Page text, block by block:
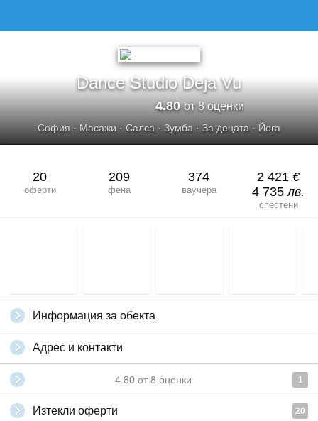
Dance Studio Deja Vu
4.80от 8 оценки
София · Масажи · Салса · Зумба · За децата · Йога
20
оферти
209
фена
374
ваучера
2 421 €
4 735лв.
спестени
Информация за обекта
Адрес и контакти
4.80 от 8 оценки 1
Изтекли оферти 20